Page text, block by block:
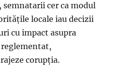
semnatarii cer ca modul
locale iau decizii
cu impact asupra
corupția.